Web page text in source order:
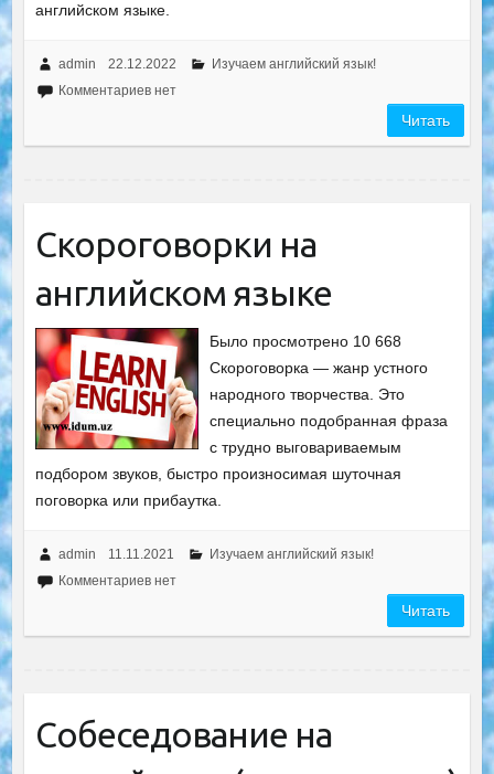
английском языке.
admin 22.12.2022
Изучаем английский язык!
Комментариев нет
Читать
Скороговорки на
английском языке
Было просмотрено 10 668
Скороговорка — жанр устного
народного творчества. Это
специально подобранная фраза
с трудно выговариваемым
подбором звуков, быстро произносимая шуточная
поговорка или прибаутка.
admin 11.11.2021
Изучаем английский язык!
Комментариев нет
Читать
Собеседование на